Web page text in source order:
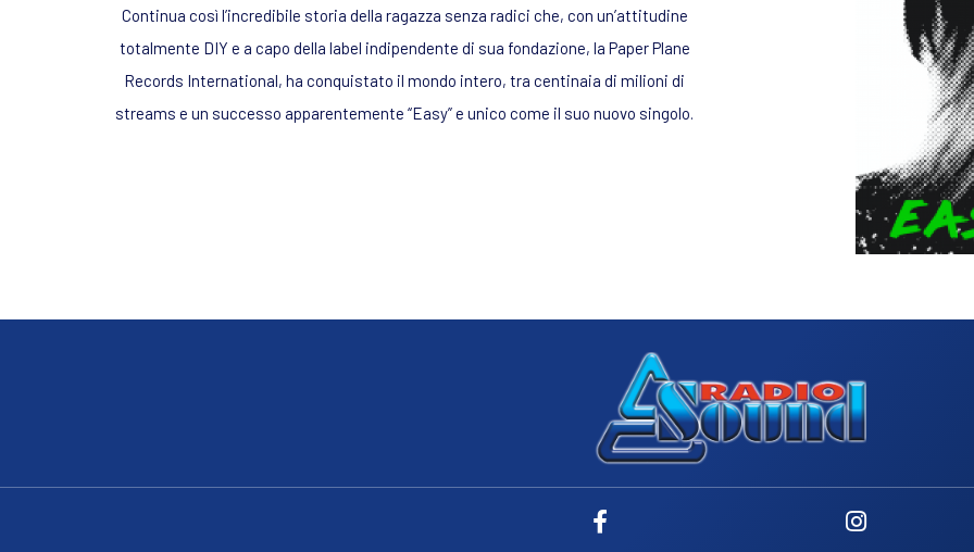
Continua così l’incredibile storia della ragazza senza radici che, con un’attitudine
totalmente DIY e a capo della label indipendente di sua fondazione, la Paper Plane
Records International, ha conquistato il mondo intero, tra centinaia di milioni di
streams e un successo apparentemente “Easy” e unico come il suo nuovo singolo.